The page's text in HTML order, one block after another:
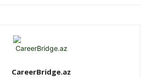
CareerBridge.az